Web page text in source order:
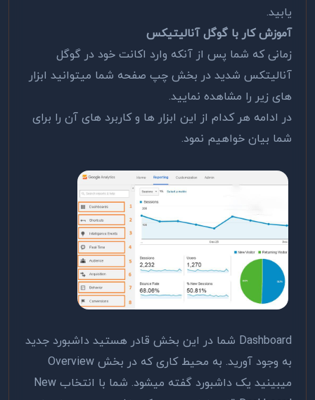
یابید.
آموزش کار با گوگل آنالیتیکس
زمانی که شما پس از آنکه وارد اکانت خود در گوگل
آنالیتکس شدید در بخش چپ صفحه شما میتوانید ابزار
های زیر را مشاهده نمایید.
در ادامه هر کدام از این ابزار ها و کاربرد های آن را برای
شما بیان خواهیم نمود.
Dashboard شما در این بخش قادر هستید داشبورد جدید
به وجود آورید. به محیط کاری که در بخش Overview
میبینید یک داشبورد گفته میشود. شما با انتخاب New